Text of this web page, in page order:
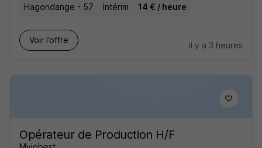
Hagondange - 57 Intérim 14 € / heure
Voir l’offre
il y a 3 heures
Opérateur de Production H/F